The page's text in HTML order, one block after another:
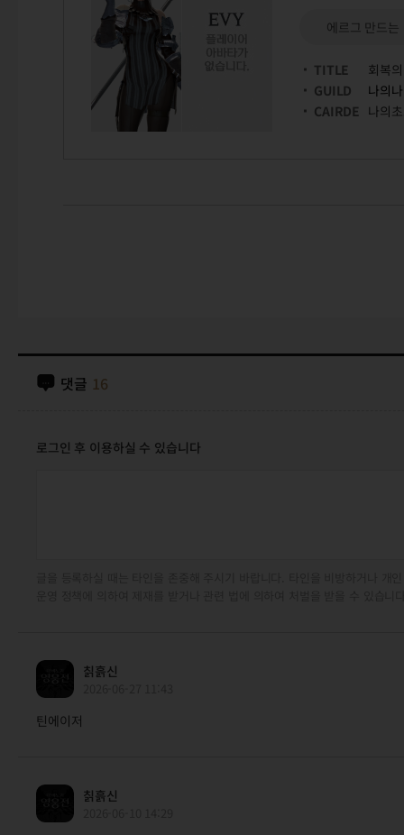
에르그 만드는
TITLE
회복
GUILD
나의
CAIRDE 나의
댓글 16
로그인 후 이용하실 수 있습니다
칡흙신
틴에이저
칡흙신